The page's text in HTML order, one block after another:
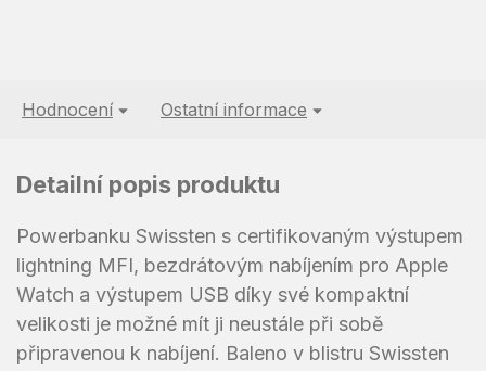
Hodnocení Ostatní informace
Detailní popis produktu
Powerbanku Swissten s certifikovaným výstupem
lightning MFI, bezdrátovým nabíjením pro Apple
Watch a výstupem USB díky své kompaktní
velikosti je možné mít ji neustále při sobě
připravenou k nabíjení. Baleno v blistru Swissten